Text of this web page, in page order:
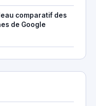
comparatif des
de Google